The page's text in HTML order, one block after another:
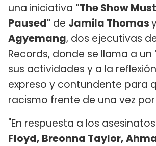
una iniciativa "The Show
Paused" de Jamila Thomas
Agyemang, dos ejecutivas
Records, donde se llama a un
sus actividades y a la
expreso y contundente para
racismo frente de una vez
"En respuesta a los
Floyd, Breonna Taylor,